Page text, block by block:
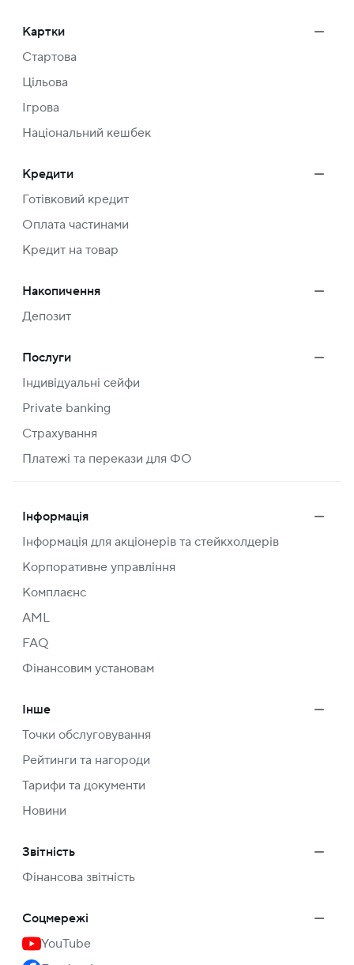
Картки
Стартова
Цільова
Ігрова
Національний кешбек
Кредити
Готівковий кредит
Оплата частинами
Кредит на товар
Накопичення
Депозит
Послуги
Індивідуальні сейфи
Private banking
Страхування
Платежі та перекази для ФО
Інформація
Інформація для акціонерів та стейкхолдерів
Корпоративне управління
Комплаєнс
AML
FAQ
Фінансовим установам
Інше
Точки обслуговування
Рейтинги та нагороди
Тарифи та документи
Новини
Звітність
Фінансова звітність
Соцмережі
YouTube